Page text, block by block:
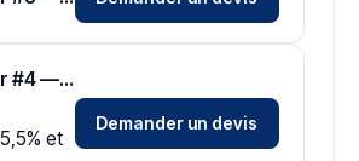
Installateur #4 — Zone Gard
et
Demander un devis